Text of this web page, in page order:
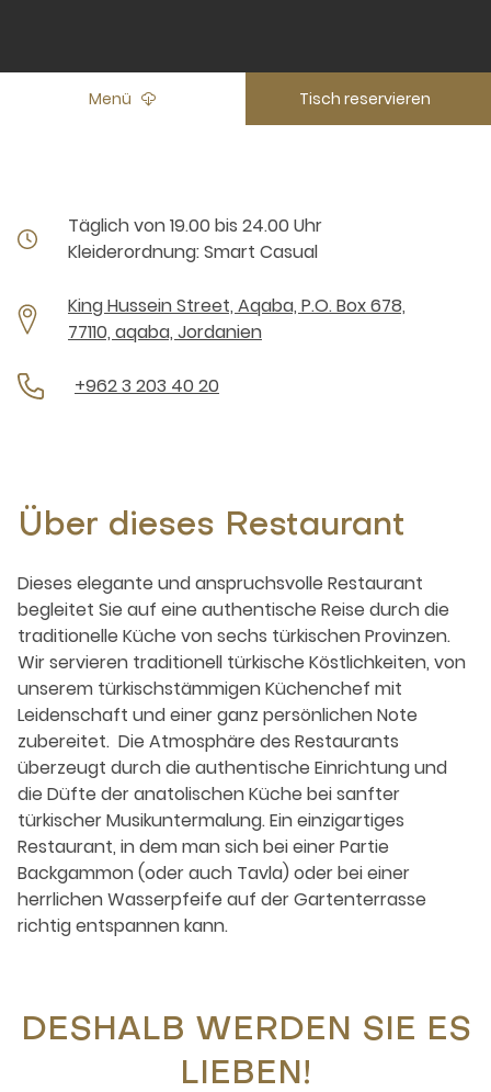
Menü Tisch reservieren
Täglich von 19.00 bis 24.00 Uhr
Kleiderordnung: Smart Casual
King Hussein Street, Aqaba, P.O. Box 678,
77110, aqaba, Jordanien
+962 3 203 40 20
Über dieses Restaurant
Dieses elegante und anspruchsvolle Restaurant
begleitet Sie auf eine authentische Reise durch die
traditionelle Küche von sechs türkischen Provinzen.
Wir servieren traditionell türkische Köstlichkeiten, von
unserem türkischstämmigen Küchenchef mit
Leidenschaft und einer ganz persönlichen Note
zubereitet. Die Atmosphäre des Restaurants
überzeugt durch die authentische Einrichtung und
die Düfte der anatolischen Küche bei sanfter
türkischer Musikuntermalung. Ein einzigartiges
Restaurant, in dem man sich bei einer Partie
Backgammon (oder auch Tavla) oder bei einer
herrlichen Wasserpfeife auf der Gartenterrasse
richtig entspannen kann.
DESHALB WERDEN SIE ES
LIEBEN!